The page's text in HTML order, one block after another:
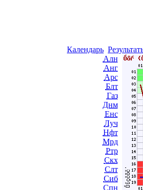
Календарь
Алн
Анг
Арс
Блт
Газ
Днм
Енс
Луч
Нфт
Мрд
Ртр
Скх
Слт
Сиб
Спн